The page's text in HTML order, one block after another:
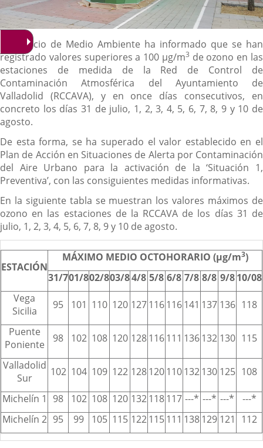
Descripción
El Servicio de Medio Ambiente ha informado que se han
registrado valores superiores a 100 µg/m3 de ozono en las
estaciones de medida de la Red de Control de
Contaminación Atmosférica del Ayuntamiento de
Valladolid (RCCAVA), y en once días consecutivos, en
concreto los días 31 de julio, 1, 2, 3, 4, 5, 6, 7, 8, 9 y 10 de
agosto.
De esta forma, se ha superado el valor establecido en el
Plan de Acción en Situaciones de Alerta por Contaminación
del Aire Urbano para la activación de la ‘Situación 1,
Preventiva’, con las consiguientes medidas informativas.
En la siguiente tabla se muestran los valores máximos de
ozono en las estaciones de la RCCAVA de los días 31 de
julio, 1, 2, 3, 4, 5, 6, 7, 8, 9 y 10 de agosto.
ESTACIÓN
MÁXIMO MEDIO OCTOHORARIO (µg/m3)
31/701/802/803/84/8 5/8 6/8 7/8 8/8 9/8 10/08
Vega
Sicilia
95 101 110 120 127116116141 137 136 118
Puente
Poniente
98 102 108 120 128116111 136132 130 115
Valladolid
Sur
102 104 109 122 128120110132130 125 108
Michelín 1 98 102 108 120 132118117 ---* ---* ---*
---*
Michelín 2 95 99 105 115 122115111 138129 121 112